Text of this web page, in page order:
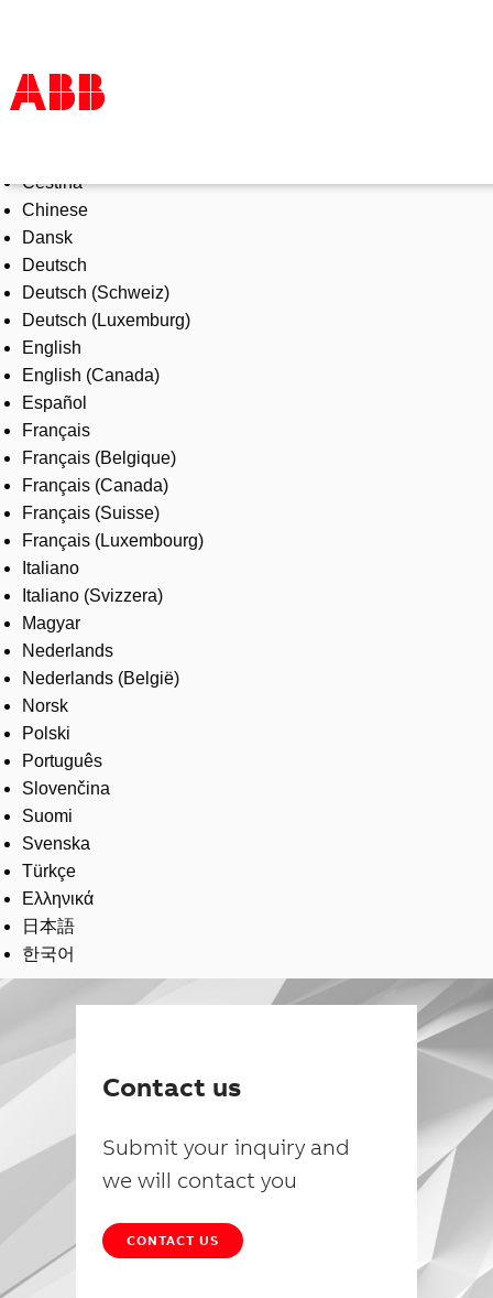
Products & Solutions
Industries
Services
About us
Where to buy
Contact us
Careers
Čeština
Chinese
Dansk
Deutsch
Deutsch (Schweiz)
Deutsch (Luxemburg)
English
English (Canada)
Español
Français
Français (Belgique)
Français (Canada)
Français (Suisse)
Français (Luxembourg)
Italiano
Italiano (Svizzera)
Magyar
Nederlands
Nederlands (België)
Norsk
Polski
Português
Slovenčina
Suomi
Svenska
Türkçe
Ελληνικά
日本語
한국어
Contact us
Submit your inquiry and
we will contact you
CONTACT US